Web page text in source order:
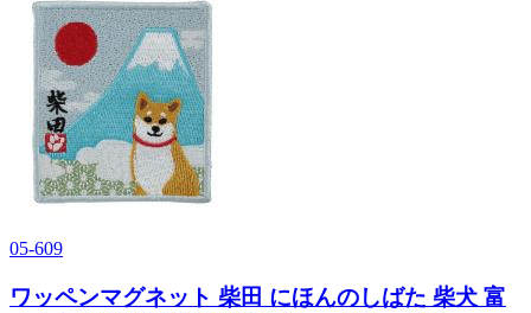
05-609
ワッペンマグネット 柴田 にほんのしばた 柴犬 富